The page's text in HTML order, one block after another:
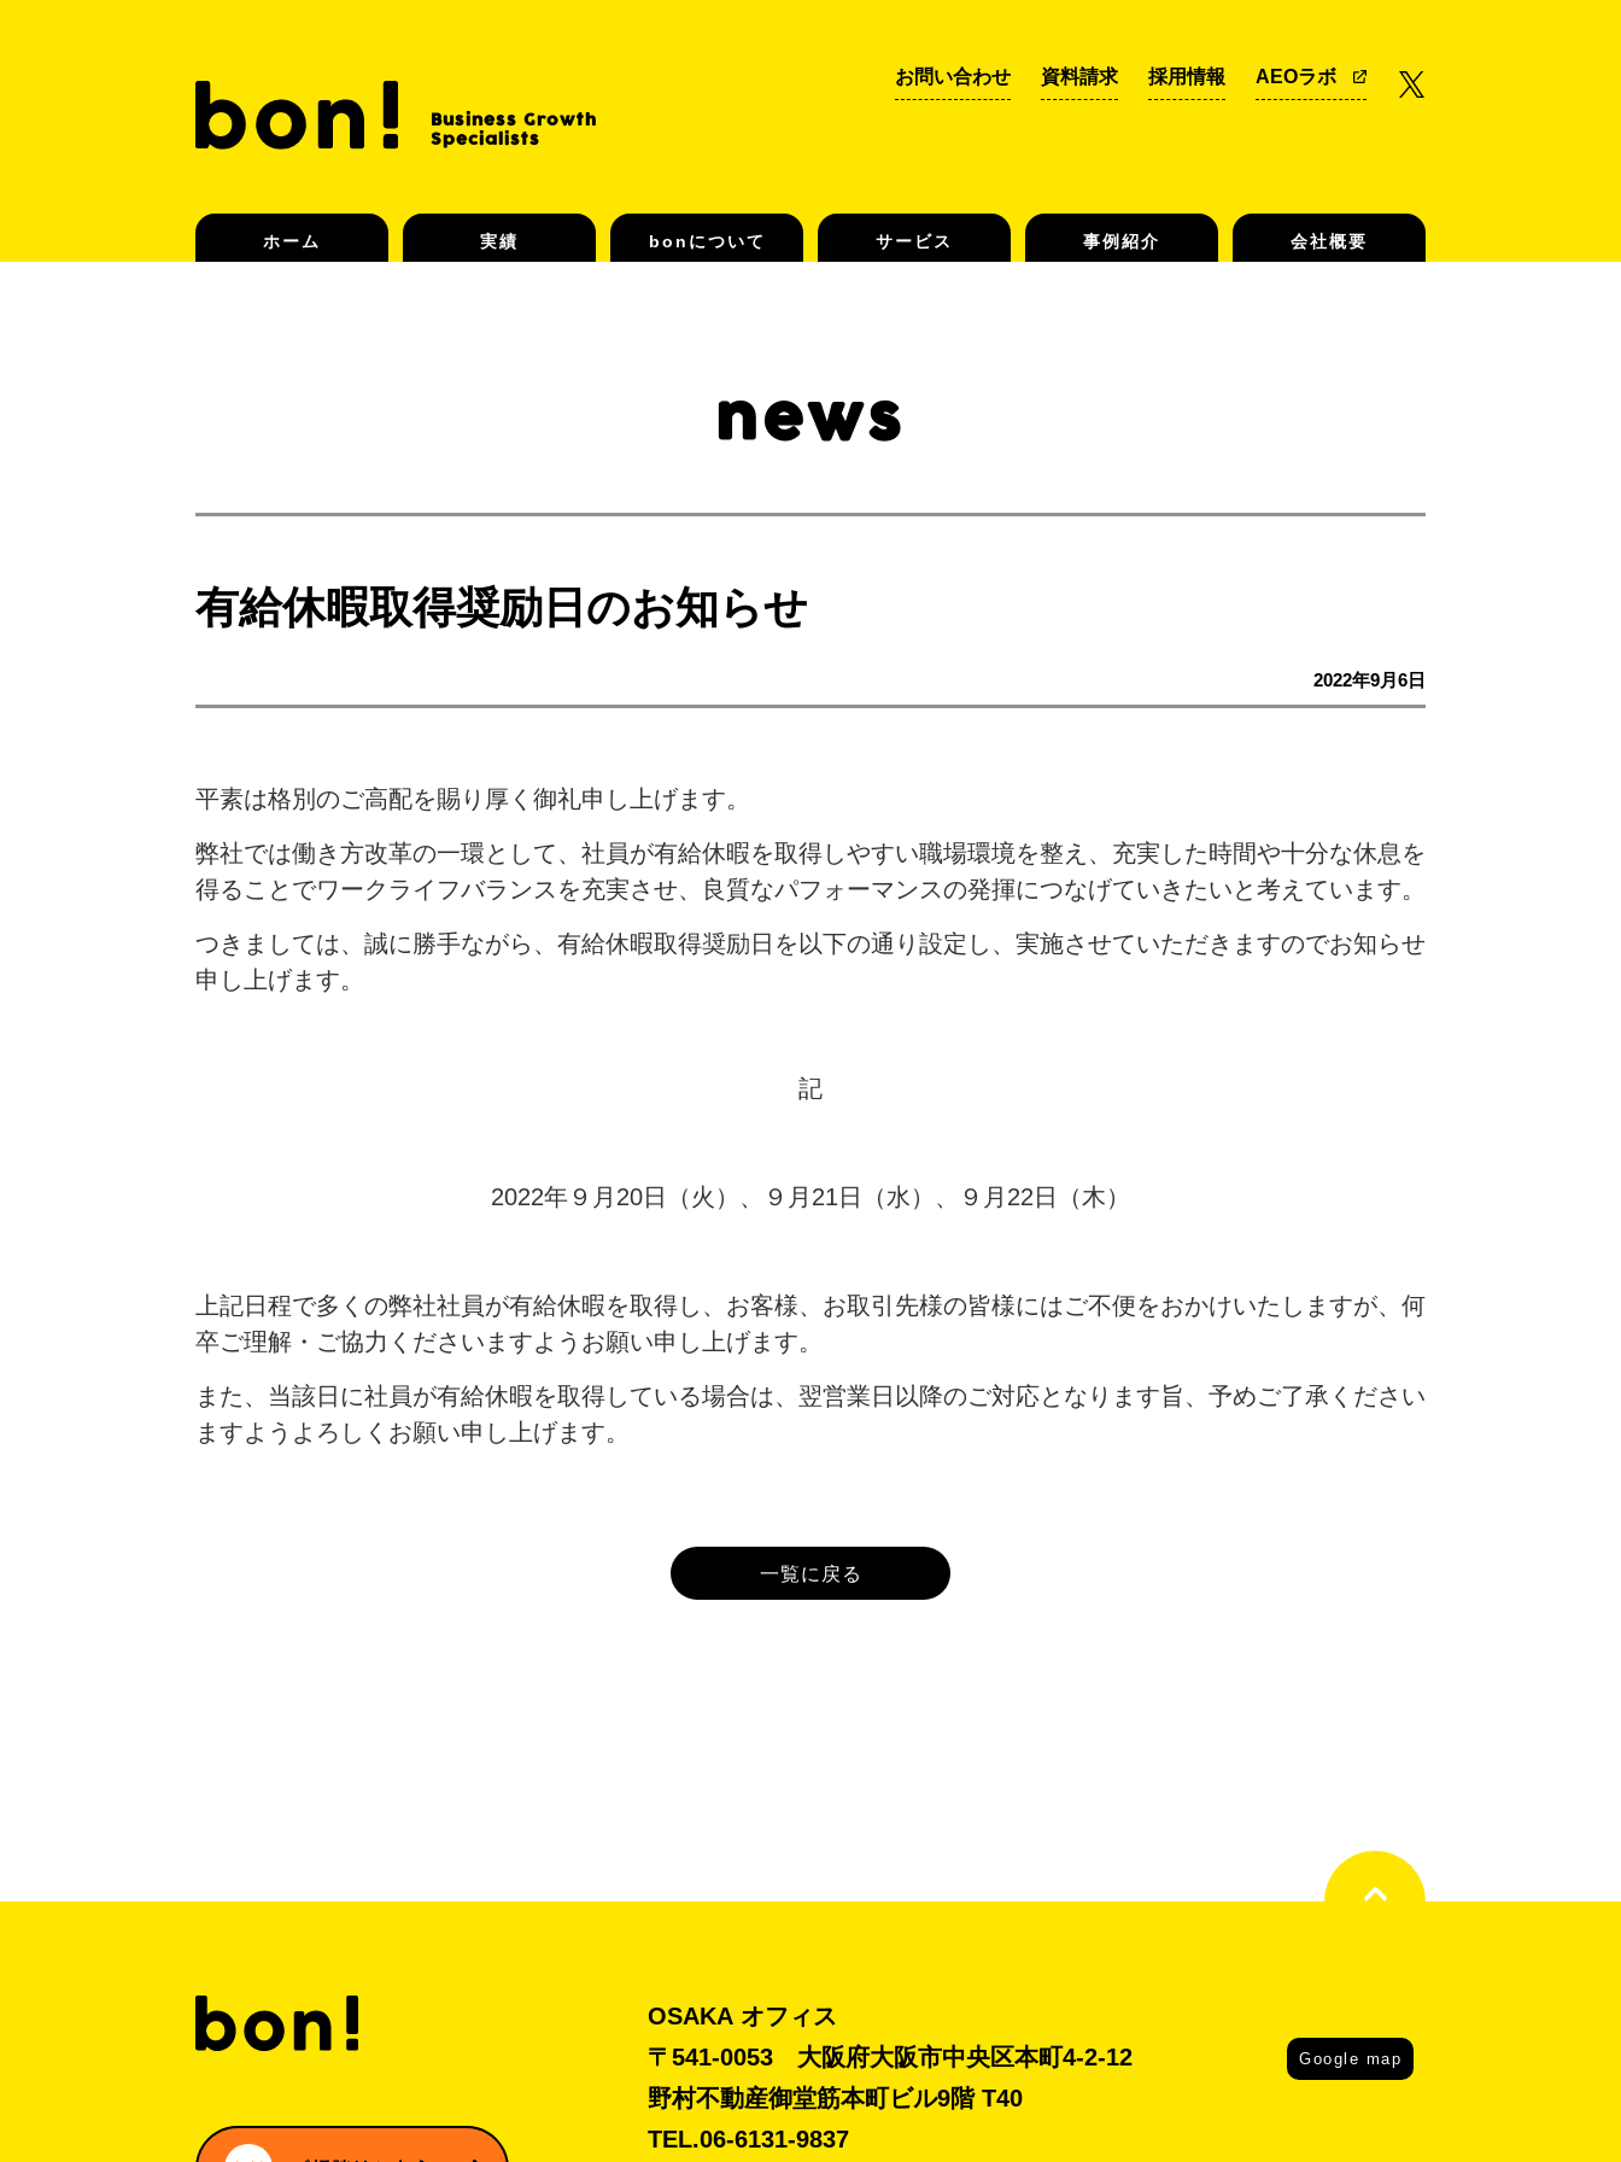
Business Growth
Specialists
ホーム 実績 bonについて サービス 事例紹介 会社概要
お問い合わせ 資料請求 採用情報 AEOラボ
news
有給休暇取得奨励日のお知らせ
2022年9月6日
平素は格別のご高配を賜り厚く御礼申し上げます。
弊社では働き方改革の一環として、社員が有給休暇を取得しやすい職場環境を整え、充実した時間や十分な休息を
得ることでワークライフバランスを充実させ、良質なパフォーマンスの発揮につなげていきたいと考えています。
つきましては、誠に勝手ながら、有給休暇取得奨励日を以下の通り設定し、実施させていただきますのでお知らせ
申し上げます。
記
2022年９月20日（火）、９月21日（水）、９月22日（木）
上記日程で多くの弊社社員が有給休暇を取得し、お客様、お取引先様の皆様にはご不便をおかけいたしますが、何
卒ご理解・ご協力くださいますようお願い申し上げます。
また、当該日に社員が有給休暇を取得している場合は、翌営業日以降のご対応となります旨、予めご了承ください
ますようよろしくお願い申し上げます。
一覧に戻る
OSAKA オフィス
〒541-0053 大阪府大阪市中央区本町4-2-12
野村不動産御堂筋本町ビル9階 T40
TEL.06-6131-9837
Google map